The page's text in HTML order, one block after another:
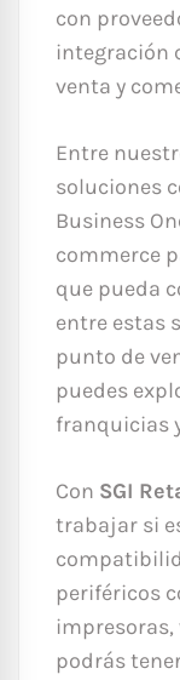
con
integración
venta y
Entre
soluciones
Business
commerce
que pueda
entre estas
punto de
puedes
franquicias
Con SGI
trabajar si
periféricos
podrás